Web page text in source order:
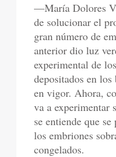
—María Dolores
de solucionar el
gran número de
anterior dio luz
experimental de
depositados en los
en vigor. Ahora,
va a experimentar
se entiende que
los embriones
congelados.